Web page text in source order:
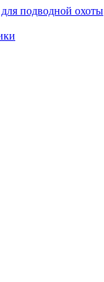
подводной охоты